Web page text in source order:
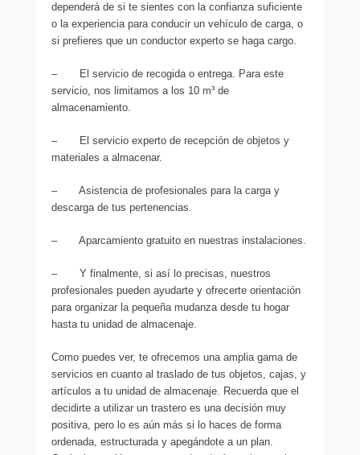
dependerá de si te sientes con la confianza suficiente
o la experiencia para conducir un vehículo de carga, o
si prefieres que un conductor experto se haga cargo.
– El servicio de recogida o entrega. Para este
servicio, nos limitamos a los 10 m³ de
almacenamiento.
– El servicio experto de recepción de objetos y
materiales a almacenar.
– Asistencia de profesionales para la carga y
descarga de tus pertenencias.
– Aparcamiento gratuito en nuestras instalaciones.
– Y finalmente, si así lo precisas, nuestros
profesionales pueden ayudarte y ofrecerte orientación
para organizar la pequeña mudanza desde tu hogar
hasta tu unidad de almacenaje.
Como puedes ver, te ofrecemos una amplia gama de
servicios en cuanto al traslado de tus objetos, cajas, y
artículos a tu unidad de almacenaje. Recuerda que el
decidirte a utilizar un trastero es una decisión muy
positiva, pero lo es aún más si lo haces de forma
ordenada, estructurada y apegándote a un plan.